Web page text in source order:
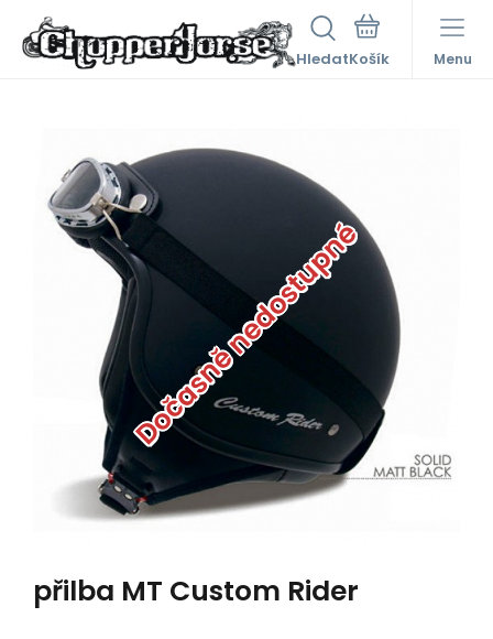
Hledat Menu
Dočasně nedostupné
přilba MT Custom Rider